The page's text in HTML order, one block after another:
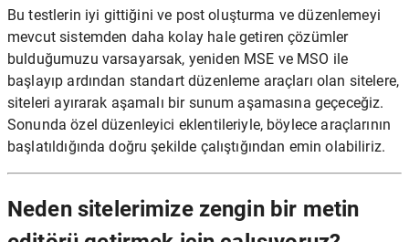
Bu testlerin iyi gittiğini ve post oluşturma ve düzenlemeyi
mevcut sistemden daha kolay hale getiren çözümler
bulduğumuzu varsayarsak, yeniden MSE ve MSO ile
başlayıp ardından standart düzenleme araçları olan sitelere,
siteleri ayırarak aşamalı bir sunum aşamasına geçeceğiz.
Sonunda özel düzenleyici eklentileriyle, böylece araçlarının
başlatıldığında doğru şekilde çalıştığından emin olabiliriz.
Neden sitelerimize zengin bir metin